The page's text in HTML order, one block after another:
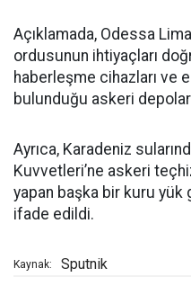
Açıklamada, Odessa
ordusunun ihtiyaçları
haberleşme cihazları ve
bulunduğu askeri
Ayrıca, Karadeniz
Kuvvetleri’ne askeri
yapan başka bir kuru
ifade edildi.
Kaynak: Sputnik